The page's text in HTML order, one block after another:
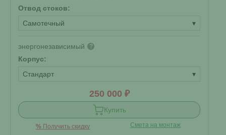
Отвод стоков:
Самотечный
▾
энергонезависимый ?
Корпус:
Стандарт
▾
250 000 ₽
Купить
% Получить скидку Смета на монтаж